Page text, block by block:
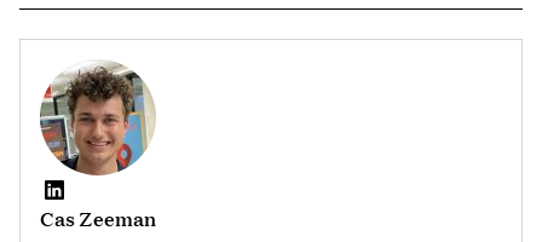
Cas Zeeman